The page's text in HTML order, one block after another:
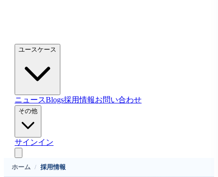
ユースケース
ニュースBlogs採用情報お問い合わせ
その他
サインイン
ホーム / 採用情報